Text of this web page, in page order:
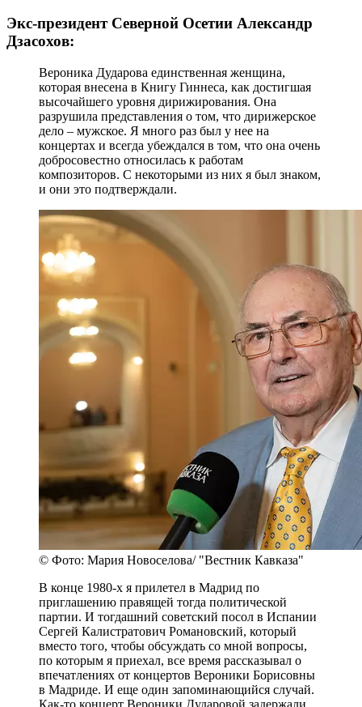
Экс-президент Северной Осетии Александр
Дзасохов:
Вероника Дударова единственная женщина,
которая внесена в Книгу Гиннеса, как достигшая
высочайшего уровня дирижирования. Она
разрушила представления о том, что дирижерское
дело – мужское. Я много раз был у нее на
концертах и всегда убеждался в том, что она очень
добросовестно относилась к работам
композиторов. С некоторыми из них я был знаком,
и они это подтверждали.
© Фото: Мария Новоселова/ "Вестник Кавказа"
В конце 1980-х я прилетел в Мадрид по
приглашению правящей тогда политической
партии. И тогдашний советский посол в Испании
Сергей Калистратович Романовский, который
вместо того, чтобы обсуждать со мной вопросы,
по которым я приехал, все время рассказывал о
впечатлениях от концертов Вероники Борисовны
в Мадриде. И еще один запоминающийся случай.
Как-то концерт Вероники Дударовой задержали